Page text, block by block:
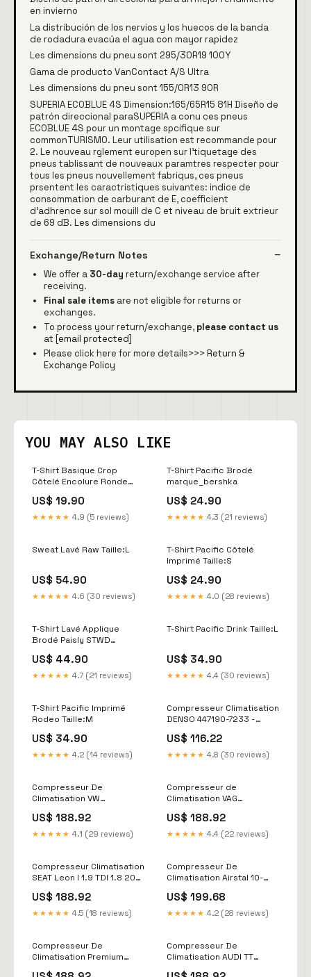
en invierno
La distribución de los nervios y los huecos de la banda
de rodadura evacúa el agua con mayor rapidez
Les dimensions du pneu sont 295/30R19 100Y
Gama de producto VanContact A/S Ultra
Les dimensions du pneu sont 155/0R13 90R
SUPERIA ECOBLUE 4S Dimension:165/65R15 81H Diseño de
patrón direccional paraSUPERIA a conu ces pneus
ECOBLUE 4S pour un montage spcifique sur
commonTURISMO. Leur utilisation est recommande pour
2. Le nouveau rglement europen sur l'tiquetage des
pneus tablissant de nouveaux paramtres respecter pour
tous les pneus nouvellement fabriqus, ces pneus
prsentent les caractristiques suivantes: indice de
consommation de carburant de E, coefficient
d'adhrence sur sol mouill de C et niveau de bruit extrieur
de 69 dB. Les dimensions du
Exchange/Return Notes
We offer a 30-day return/exchange service after
receiving.
Final sale items are not eligible for returns or
exchanges.
To process your return/exchange, please contact us
at [email protected]
Please click here for more details>>> Return &
Exchange Policy
YOU MAY ALSO LIKE
T-Shirt Basique Crop
Côtelé Encolure Ronde
US$ 19.90
★★★★★ 4.9 (5 reviews)
T-Shirt Pacific Brodé
marque_bershka
US$ 24.90
★★★★★ 4.3 (21 reviews)
Sweat Lavé Raw Taille:L
US$ 54.90
★★★★★ 4.6 (30 reviews)
T-Shirt Pacific Côtelé
Imprimé Taille:S
US$ 24.90
★★★★★ 4.0 (28 reviews)
T-Shirt Lavé Applique
Brodé Paisly STWD
US$ 44.90
★★★★★ 4.7 (21 reviews)
T-Shirt Pacific Drink Taille:L
US$ 34.90
★★★★★ 4.4 (30 reviews)
T-Shirt Pacific Imprimé
Rodeo Taille:M
US$ 34.90
★★★★★ 4.2 (14 reviews)
Compresseur Climatisation
DENSO 447190-7233 -
46, Compatible Ford et
Land Rover Valeo 2541301
US$ 116.22
★★★★★ 4.8 (30 reviews)
Compresseur De
Climatisation VW
SANDEN, Huile PAG 46,
R134a 2008
US$ 188.92
★★★★★ 4.1 (29 reviews)
Compresseur de
Climatisation VAG
Compatible Audi, Ford,
Seat, VW Circuit A
US$ 188.92
★★★★★ 4.4 (22 reviews)
Compresseur Climatisation
SEAT Leon I 1.9 TDI 1.8 20V
Premium Qualité BMW E39
US$ 188.92
★★★★★ 4.5 (18 reviews)
Compresseur De
Climatisation Airstal 10-
Compatible Avec Ford,
Audi, VW, Seat C-Elysee
US$ 199.68
★★★★★ 4.2 (28 reviews)
Compresseur De
Climatisation Premium
Compresseur De
Climatisation AUDI TT